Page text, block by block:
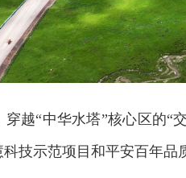
穿越“中华水塔”核心区的
技示范项目和平安百年